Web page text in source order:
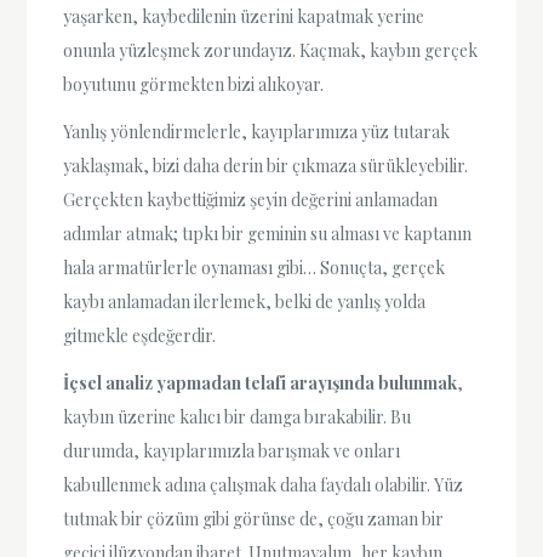
yaşarken, kaybedilenin üzerini kapatmak yerine
onunla yüzleşmek zorundayız. Kaçmak, kaybın gerçek
boyutunu görmekten bizi alıkoyar.
Yanlış yönlendirmelerle, kayıplarımıza yüz tutarak
yaklaşmak, bizi daha derin bir çıkmaza sürükleyebilir.
Gerçekten kaybettiğimiz şeyin değerini anlamadan
adımlar atmak; tıpkı bir geminin su alması ve kaptanın
hala armatürlerle oynaması gibi… Sonuçta, gerçek
kaybı anlamadan ilerlemek, belki de yanlış yolda
gitmekle eşdeğerdir.
İçsel analiz yapmadan telafi arayışında bulunmak,
kaybın üzerine kalıcı bir damga bırakabilir. Bu
durumda, kayıplarımızla barışmak ve onları
kabullenmek adına çalışmak daha faydalı olabilir. Yüz
tutmak bir çözüm gibi görünse de, çoğu zaman bir